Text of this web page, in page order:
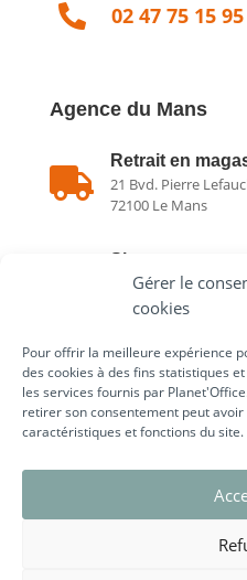
Gérer le
cookies
Pour offrir la meilleure expérience
des cookies à des fins statistiques
les services fournis par
retirer son consentement peut
caractéristiques et fonctions du site.
 02 47 75 15 95
Agence du Mans

Retrait en
21 Bvd. Pierre
72100 Le Mans
Showroom
21 Bvd. Pierre
72100 Le Mans
 02 43 75 78 75